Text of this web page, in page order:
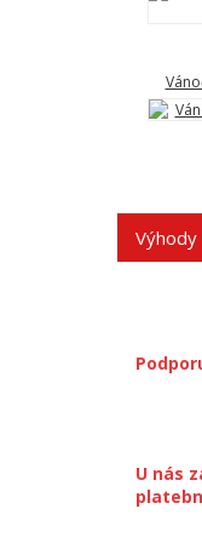
Výhody
U nás